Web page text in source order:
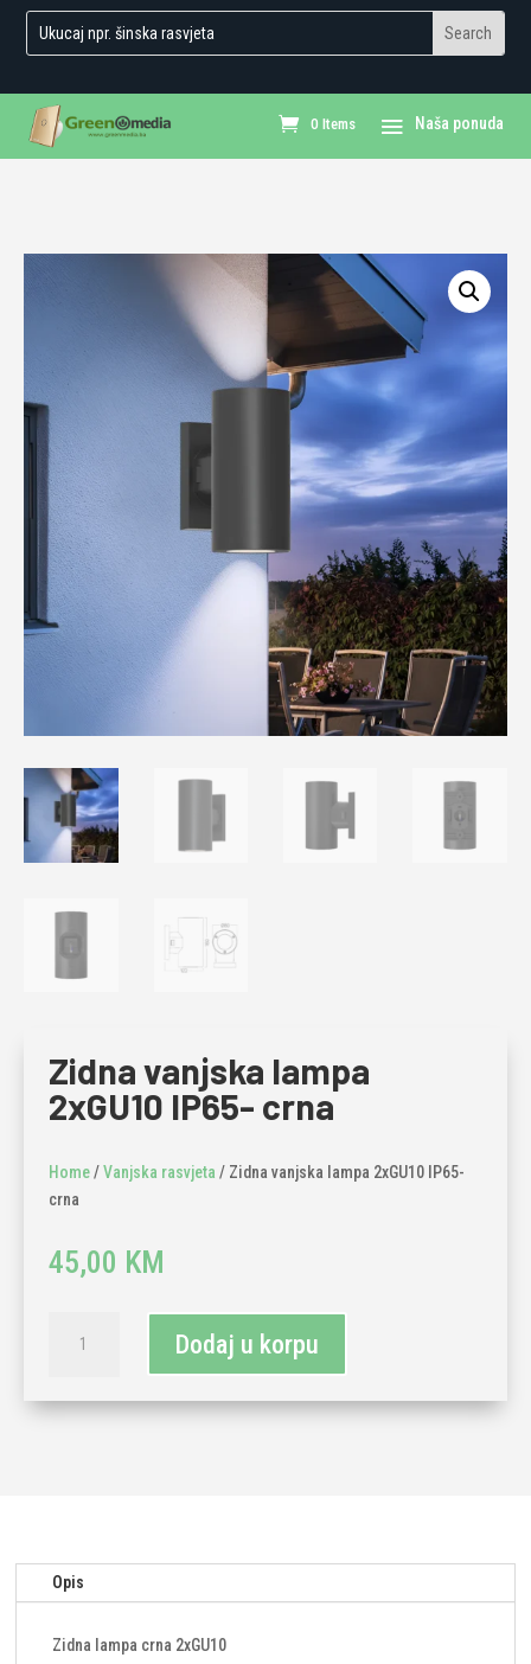
0 Items
Zidna vanjska lampa
2xGU10 IP65- crna
Home/Vanjska rasvjeta / Zidna vanjska lampa 2xGU10 IP65-
crna
45,00 KM
vanjska
2xGU10
Dodaj u korpu
Opis
Zidna lampa crna 2xGU10